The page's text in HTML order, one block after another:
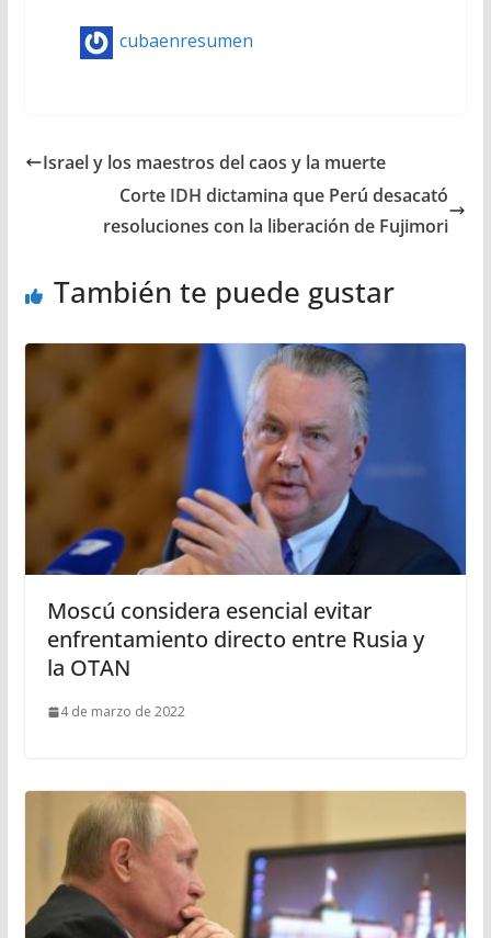
cubaenresumen
Israel y los maestros del caos y la muerte
Corte IDH dictamina que Perú desacató
resoluciones con la liberación de Fujimori
También te puede gustar
Moscú considera esencial evitar
enfrentamiento directo entre Rusia y
la OTAN
4 de marzo de 2022